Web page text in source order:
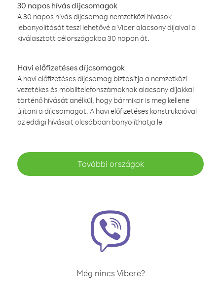
30 napos hívás díjcsomagok
A 30 napos hívás díjcsomag nemzetközi hívások
lebonyolítását teszi lehetővé a Viber alacsony díjaival a
kiválasztott célországokba 30 napon át.
Havi előfizetéses díjcsomagok
A havi előfizetéses díjcsomag biztosítja a nemzetközi
vezetékes és mobiltelefonszámoknak alacsony díjakkal
történő hívását anélkül, hogy bármikor is meg kellene
újítani a díjcsomagot. A havi előfizetéses konstrukcióval
az eddigi hívásait olcsóbban bonyolíthatja le
További országok
Még nincs Vibere?